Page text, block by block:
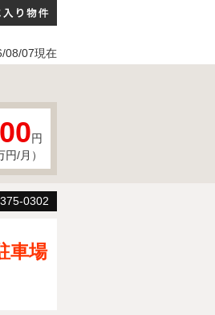
08/07現在
円
/月）
0302
車場